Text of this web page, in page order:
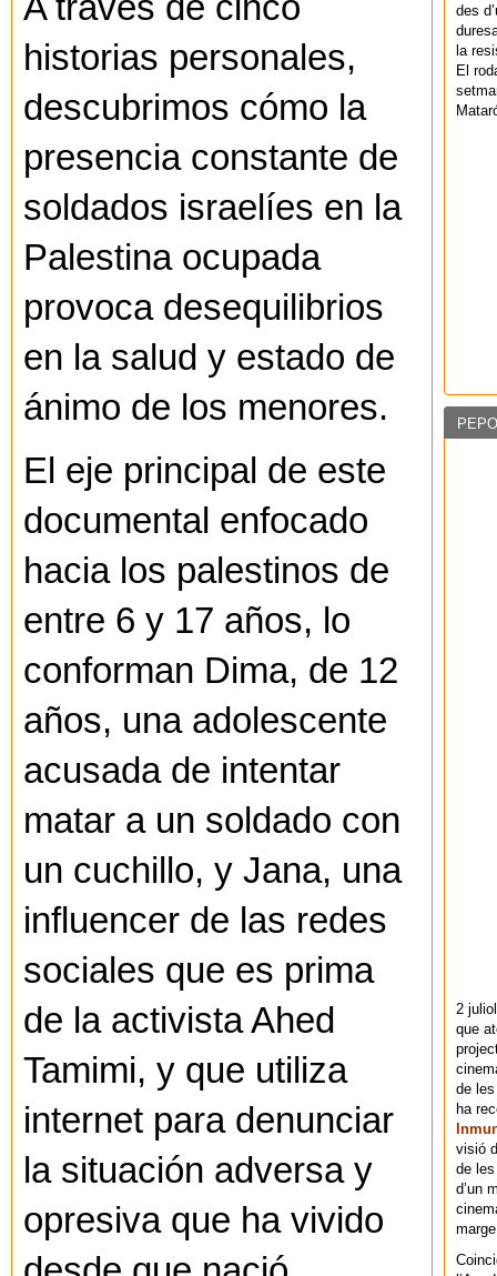
historias personales,
descubrimos cómo la
presencia constante de
soldados israelíes en la
Palestina ocupada
provoca desequilibrios
en la salud y estado de
ánimo de los menores.
El eje principal de este
documental enfocado
hacia los palestinos de
entre 6 y 17 años, lo
conforman Dima, de 12
años, una adolescente
acusada de intentar
matar a un soldado con
un cuchillo, y Jana, una
influencer de las redes
sociales que es prima
de la activista Ahed
Tamimi, y que utiliza
internet para denunciar
la situación adversa y
opresiva que ha vivido
des
la
El
2
que
de
ha
visió
de
d’un